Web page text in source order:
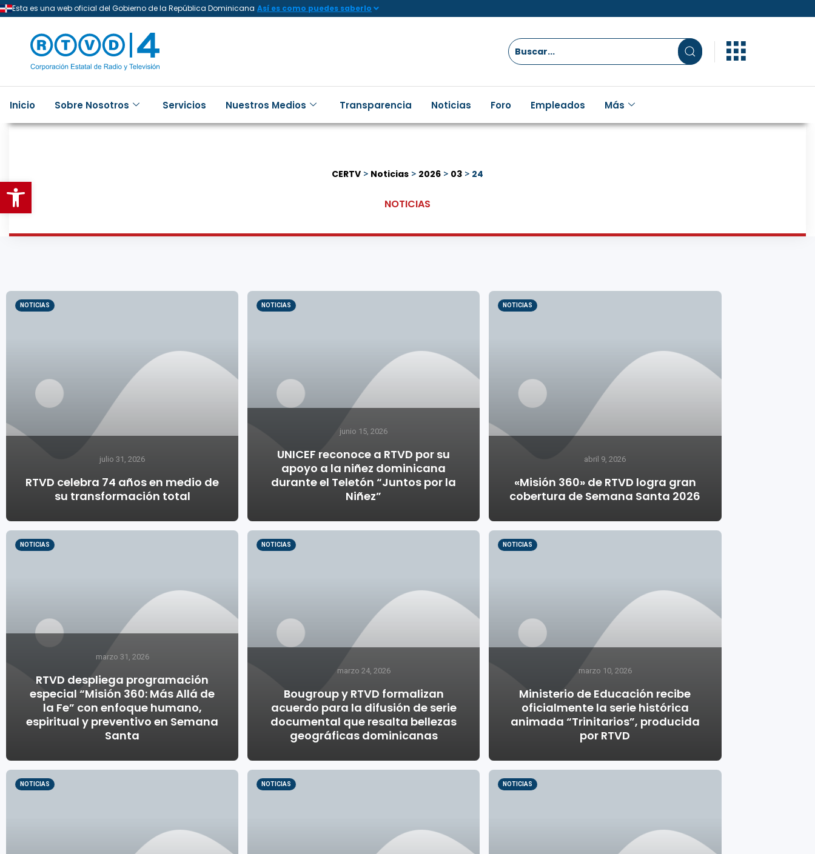
Abrir barra de herramientas
Esta es una web oficial del Gobierno de la República Dominicana Así es como puedes saberlo
Inicio Sobre Nosotros Servicios Nuestros Medios Transparencia Noticias Foro Empleados Más
CERTV > Noticias > 2026 > 03 > 24
NOTICIAS
julio 31, 2026
RTVD celebra 74 años en medio de
su transformación total
NOTICIAS
junio 15, 2026
UNICEF reconoce a RTVD por su
apoyo a la niñez dominicana
durante el Teletón “Juntos por la
Niñez”
NOTICIAS
abril 9, 2026
«Misión 360» de RTVD logra gran
cobertura de Semana Santa 2026
NOTICIAS
marzo 31, 2026
RTVD despliega programación
especial “Misión 360: Más Allá de
la Fe” con enfoque humano,
espiritual y preventivo en Semana
Santa
NOTICIAS
marzo 24, 2026
Bougroup y RTVD formalizan
acuerdo para la difusión de serie
documental que resalta bellezas
geográficas dominicanas
NOTICIAS
marzo 10, 2026
Ministerio de Educación recibe
oficialmente la serie histórica
animada “Trinitarios”, producida
por RTVD
NOTICIAS
NOTICIAS NOTICIAS NOTICIAS